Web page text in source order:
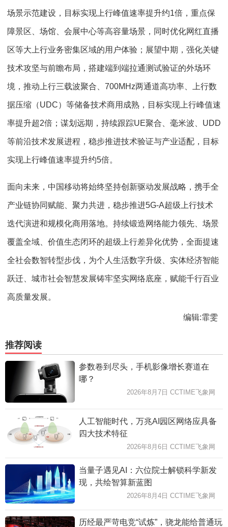
场景示范建设，目标实现上行峰值速率提升约1倍，重点保
障景区、场馆、会展中心等高容量场景，同时优化网红直播
区等大上行业务密集区域的用户体验；展望中期，强化关键
技术攻坚与前瞻布局，搭建端到端拉通测试验证的外场环
境，推动上行三载波聚合、700MHz两通道高功率、上行数
据压缩（UDC）等储备技术商用成熟，目标实现上行峰值速
率提升超2倍；谋划远期，持续跟踪UE聚合、毫米波、UDD
等前沿技术发展进程，稳步推进技术验证与产业适配，目标
实现上行峰值速率提升约5倍。
面向未来，中国移动将始终坚持创新驱动发展战略，携手全
产业链协同赋能、聚力共进，稳步推进5G-A超级上行技术
迭代演进和规模化商用落地。持续锻造网络能力领先、场景
覆盖全域、价值生态闭环的超级上行差异化优势，全面提速
全社会数智转型步伐，为个人生活数字升级、实体经济智能
跃迁、城市社会智慧发展铸牢坚实网络底座，赋能千行百业
高质量发展。
编辑:霏雯
推荐阅读
参数卷到尽头，手机影像增长赛道在
哪？
2026年8月7日 CCTIME飞象网
人工智能时代，万兆AI园区网络应具备
四大技术特征
2026年8月6日 CCTIME飞象网
当量子遇见AI：六位院士解锁科学新发
现，共绘智算新蓝图
2026年8月4日 CCTIME飞象网
历经最严苛电竞“试炼”，骁龙能给普通玩